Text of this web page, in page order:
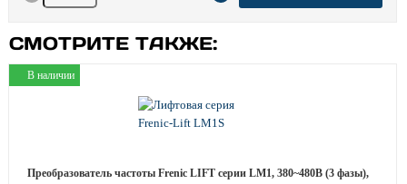
СМОТРИТЕ ТАКЖЕ:
В наличии
Преобразователь частоты Frenic LIFT серии LM1, 380~480B (3 фазы),